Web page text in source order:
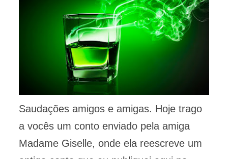
Saudações amigos e amigas. Hoje trago
a vocês um conto enviado pela amiga
Madame Giselle, onde ela reescreve um